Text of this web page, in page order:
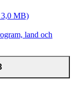
3,0 MB)
land och